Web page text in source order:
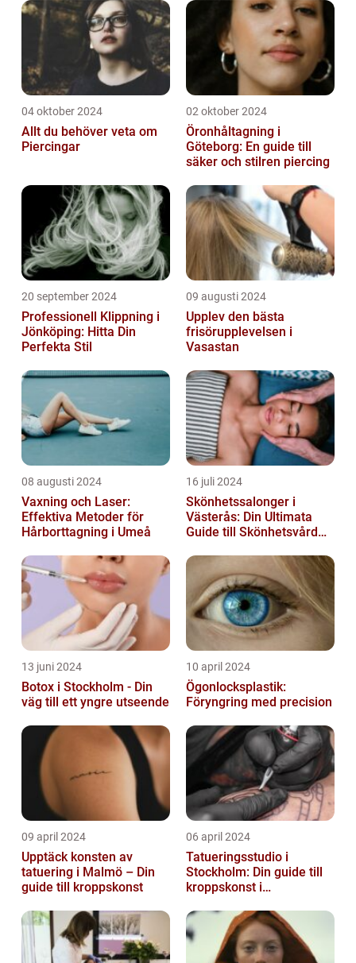
04 oktober 2024
Allt du behöver veta om
Piercingar
02 oktober 2024
Öronhåltagning i
Göteborg: En guide till
säker och stilren piercing
20 september 2024
Professionell Klippning i
Jönköping: Hitta Din
Perfekta Stil
09 augusti 2024
Upplev den bästa
frisörupplevelsen i
Vasastan
08 augusti 2024
Vaxning och Laser:
Effektiva Metoder för
Hårborttagning i Umeå
16 juli 2024
Skönhetssalonger i
Västerås: Din Ultimata
Guide till Skönhetsvård
13 juni 2024
Botox i Stockholm - Din
väg till ett yngre utseende
10 april 2024
Ögonlocksplastik:
Föryngring med precision
09 april 2024
Upptäck konsten av
tatuering i Malmö – Din
guide till kroppskonst
06 april 2024
Tatueringsstudio i
Stockholm: Din guide till
kroppskonst i